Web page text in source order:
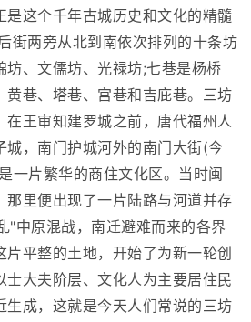
是这个千年古城历史和文化的精髓
街两旁从北到南依次排列的十条坊
坊、文儒坊、光禄坊;七巷是杨桥
黄巷、塔巷、宫巷和吉庇巷。三坊
在王审知建罗城之前，唐代福州人
城，南门护城河外的南门大街(今
一片繁华的商住文化区。当时闽
那里便出现了一片陆路与河道并存
"中原混战，南迁避难而来的各界
平整的土地，开始了为新一轮创
士大夫阶层、文化人为主要居住民
生成，这就是今天人们常说的三坊